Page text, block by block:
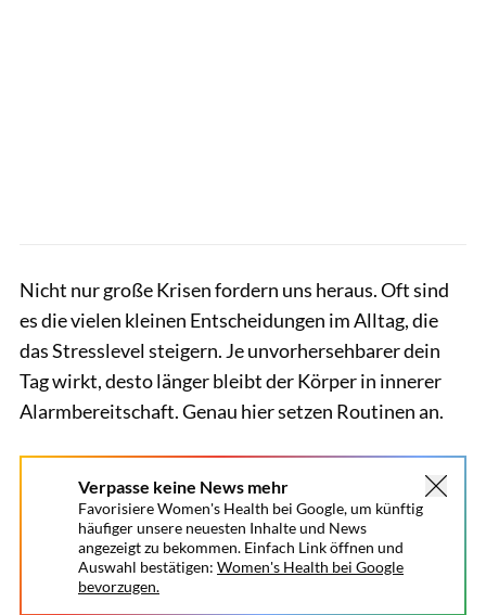
Nicht nur große Krisen fordern uns heraus. Oft sind
es die vielen kleinen Entscheidungen im Alltag, die
das Stresslevel steigern. Je unvorhersehbarer dein
Tag wirkt, desto länger bleibt der Körper in innerer
Alarmbereitschaft. Genau hier setzen Routinen an.
Verpasse keine News mehr
Favorisiere Women's Health bei Google, um künftig
häufiger unsere neuesten Inhalte und News
angezeigt zu bekommen. Einfach Link öffnen und
Auswahl bestätigen: Women's Health bei Google
bevorzugen.